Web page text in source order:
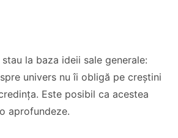
la baza ideii sale generale:
univers nu îi obligă pe creștini
Este posibil ca acestea
aprofundeze.